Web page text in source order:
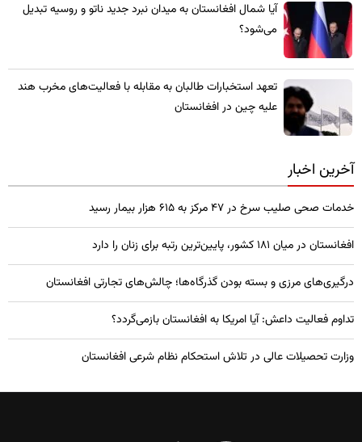
​آیا شمال افغانستان به میدان نبرد جدید ناتو و روسیه تبدیل
می‌شود؟
تعهد استخبارات طالبان به مقابله با فعالیت‌های مخرب هند
علیه چین در افغانستان
آخرین اخبار
خدمات صحی صلیب سرخ در 47 مرکز به 615 هزار بیمار رسید
افغانستان در میان ۱۸۱ کشور، پایین‌ترین رتبه برای زنان را دارد
درگیری‌های مرزی و بسته بودن گذرگاه‌ها؛ چالش‌های تجارتی افغانستان
تداوم فعالیت داعش: آیا امریکا به افغانستان بازمی‌گردد؟
وزارت تحصیلات عالی در تلاش استحکام نظام شرعی افغانستان